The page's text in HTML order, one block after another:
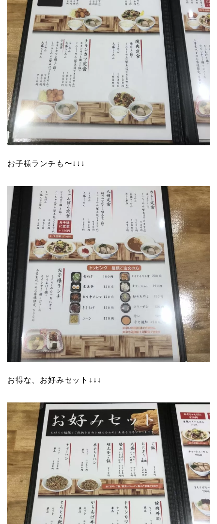
お子様ランチも〜↓↓↓
お得な、お好みセット↓↓↓